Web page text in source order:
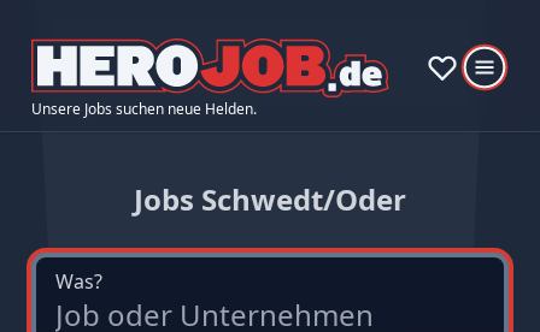
Unsere Jobs suchen neue Helden.
Jobs Schwedt/Oder
Was?